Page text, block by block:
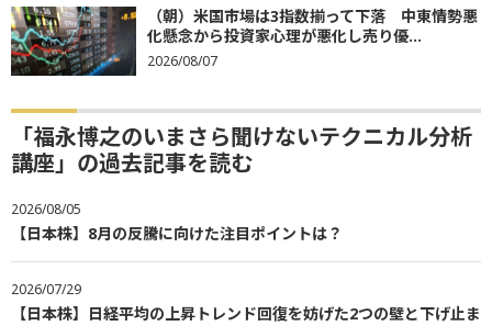
（朝）米国市場は3指数揃って下落 中東情勢悪
化懸念から投資家心理が悪化し売り優...
2026/08/07
「福永博之のいまさら聞けないテクニカル分析
講座」の過去記事を読む
2026/08/05
【日本株】8月の反騰に向けた注目ポイントは？
2026/07/29
【日本株】日経平均の上昇トレンド回復を妨げた2つの壁と下げ止ま